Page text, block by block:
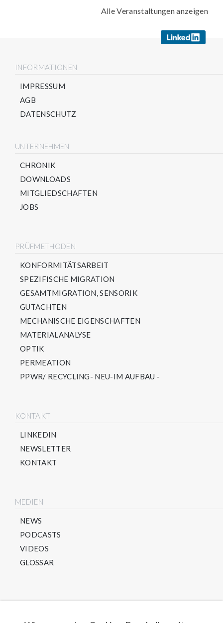
Alle Veranstaltungen anzeigen
INFORMATIONEN
IMPRESSUM
AGB
DATENSCHUTZ
UNTERNEHMEN
CHRONIK
DOWNLOADS
MITGLIEDSCHAFTEN
JOBS
PRÜFMETHODEN
KONFORMITÄTSARBEIT
SPEZIFISCHE MIGRATION
GESAMTMIGRATION, SENSORIK
GUTACHTEN
MECHANISCHE EIGENSCHAFTEN
MATERIALANALYSE
OPTIK
PERMEATION
PPWR/ RECYCLING- NEU-IM AUFBAU -
KONTAKT
LINKEDIN
NEWSLETTER
KONTAKT
MEDIEN
NEWS
PODCASTS
VIDEOS
GLOSSAR